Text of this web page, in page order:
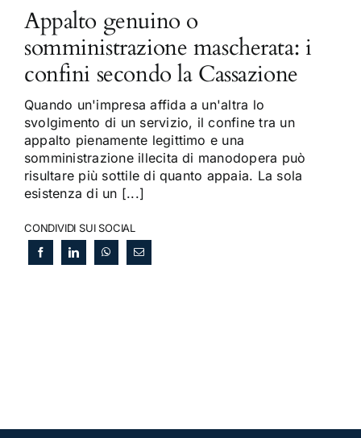
Appalto genuino o
somministrazione mascherata: i
confini secondo la Cassazione
Quando un'impresa affida a un'altra lo
svolgimento di un servizio, il confine tra un
appalto pienamente legittimo e una
somministrazione illecita di manodopera può
risultare più sottile di quanto appaia. La sola
esistenza di un [...]
CONDIVIDI SUI SOCIAL